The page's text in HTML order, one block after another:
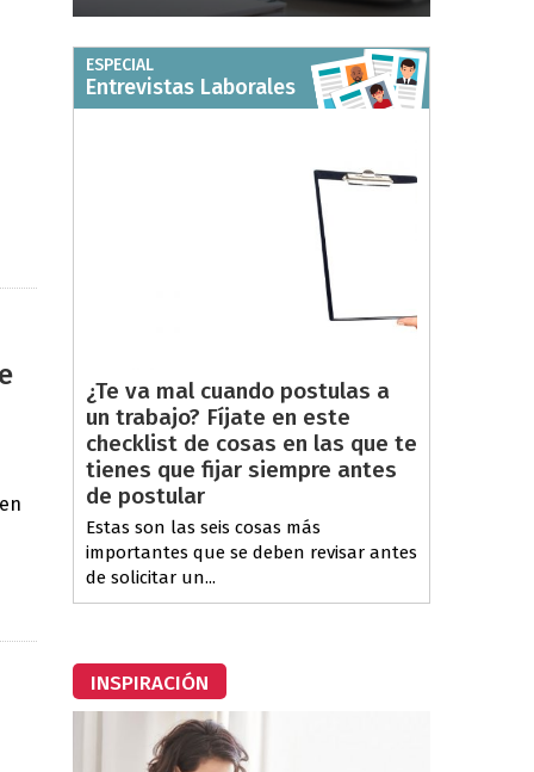
ESPECIAL
Entrevistas Laborales
¿Te va mal cuando postulas a
un trabajo? Fíjate en este
checklist de cosas en las que te
tienes que fijar siempre antes
de postular
Estas son las seis cosas más
importantes que se deben revisar antes
de solicitar un...
INSPIRACIÓN